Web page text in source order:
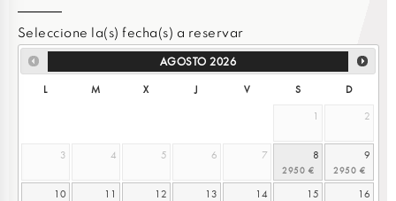
Seleccione la(s) fecha(s) a reservar
AGOSTO 2026
L M X J V S
D
1
2
3 4 5 6 7 8 9
10 11 12 13 14 15 16